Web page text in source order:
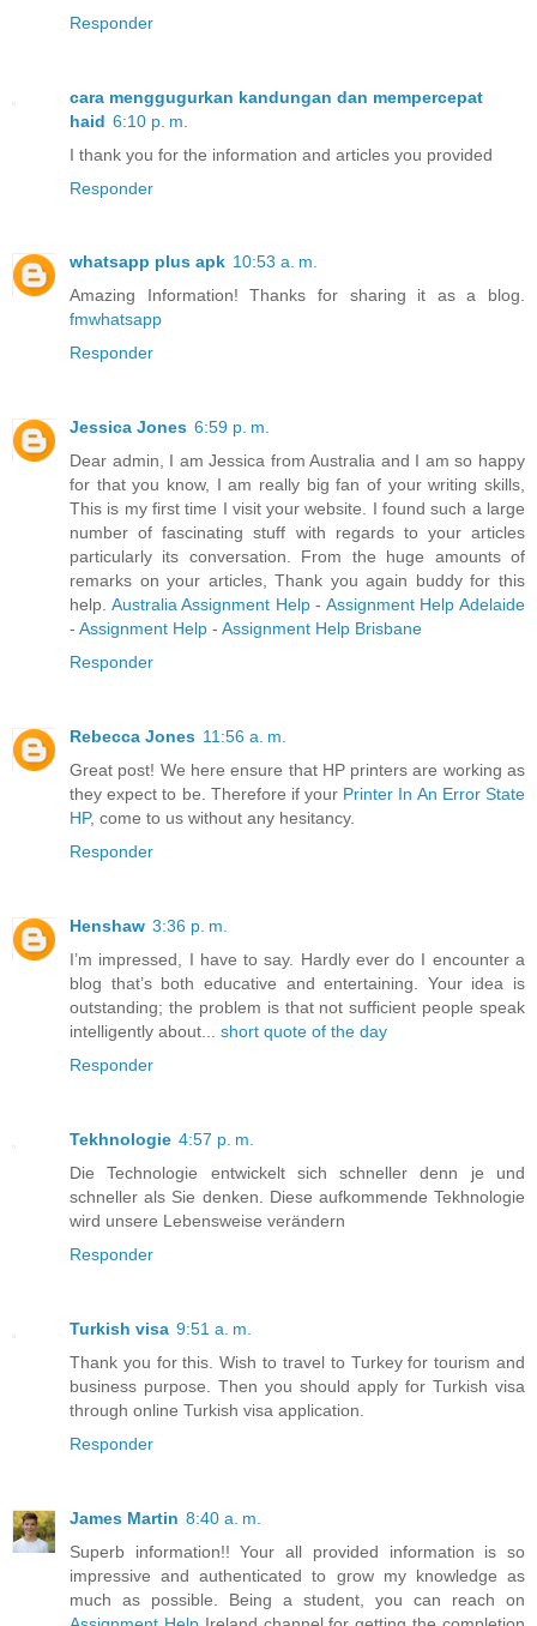
Responder
cara menggugurkan kandungan dan mempercepat
haid 6:10 p. m.
I thank you for the information and articles you provided
Responder
whatsapp plus apk 10:53 a. m.
Amazing Information! Thanks for sharing it as a blog.
fmwhatsapp
Responder
Jessica Jones 6:59 p. m.
Dear admin, I am Jessica from Australia and I am so happy
for that you know, I am really big fan of your writing skills,
This is my first time I visit your website. I found such a large
number of fascinating stuff with regards to your articles
particularly its conversation. From the huge amounts of
remarks on your articles, Thank you again buddy for this
help. Australia Assignment Help- Assignment Help Adelaide
- Assignment Help - Assignment Help Brisbane
Responder
Rebecca Jones 11:56 a. m.
Great post! We here ensure that HP printers are working as
they expect to be. Therefore if your Printer In An Error State
HP, come to us without any hesitancy.
Responder
Henshaw 3:36 p. m.
I’m impressed, I have to say. Hardly ever do I encounter a
blog that’s both educative and entertaining. Your idea is
outstanding; the problem is that not sufficient people speak
intelligently about... short quote of the day
Responder
Tekhnologie 4:57 p. m.
Die Technologie entwickelt sich schneller denn je und
schneller als Sie denken. Diese aufkommende Tekhnologie
wird unsere Lebensweise verändern
Responder
Turkish visa 9:51 a. m.
Thank you for this. Wish to travel to Turkey for tourism and
business purpose. Then you should apply for Turkish visa
through online Turkish visa application.
Responder
James Martin 8:40 a. m.
Superb information!! Your all provided information is so
impressive and authenticated to grow my knowledge as
much as possible. Being a student, you can reach on